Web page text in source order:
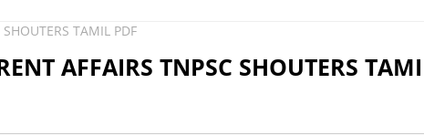
TAMIL PDF
AFFAIRS TNPSC SHOUTERS